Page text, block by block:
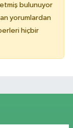
bulunuyor
yorumlardan
hiçbir